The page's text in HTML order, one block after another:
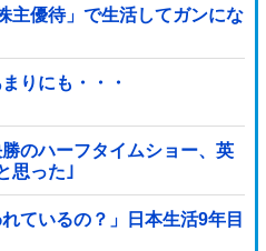
主優待」で生活してガンにな
りにも・・・
のハーフタイムショー、英
思った｣
ているの？」日本生活9年目